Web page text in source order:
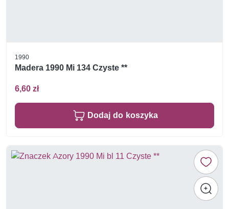
1990
Madera 1990 Mi 134 Czyste **
6,60 zł
Dodaj do koszyka